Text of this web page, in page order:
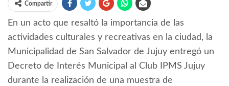
Compartir
En un acto que resaltó la importancia de las
actividades culturales y recreativas en la ciudad, la
Municipalidad de San Salvador de Jujuy entregó un
Decreto de Interés Municipal al Club IPMS Jujuy
durante la realización de una muestra de